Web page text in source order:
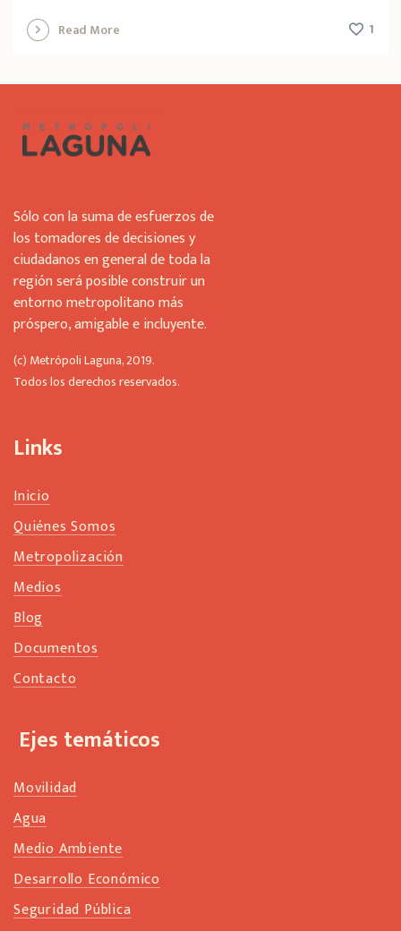
Read More 1
Sólo con la suma de esfuerzos de
los tomadores de decisiones y
ciudadanos en general de toda la
región será posible construir un
entorno metropolitano más
próspero, amigable e incluyente.
(c) Metrópoli Laguna, 2019.
Todos los derechos reservados.
Links
Inicio
Quiénes Somos
Metropolización
Medios
Blog
Documentos
Contacto
Ejes temáticos
Movilidad
Agua
Medio Ambiente
Desarrollo Económico
Seguridad Pública